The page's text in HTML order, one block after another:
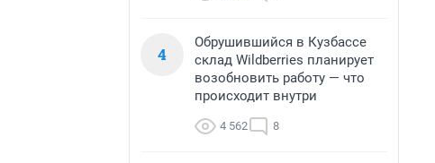
4
Обрушившийся в Кузбассе
склад Wildberries планирует
возобновить работу — что
происходит внутри
4 562 8